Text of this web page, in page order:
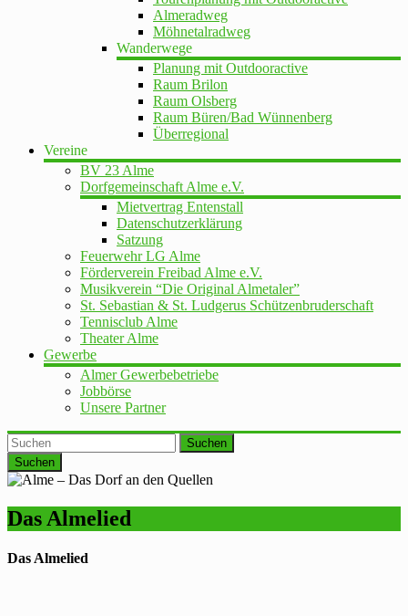
Almeradweg
Möhnetalradweg
Wanderwege
Planung mit Outdooractive
Raum Brilon
Raum Olsberg
Raum Büren/Bad Wünnenberg
Überregional
Vereine
BV 23 Alme
Dorfgemeinschaft Alme e.V.
Mietvertrag Entenstall
Datenschutzerklärung
Satzung
Feuerwehr LG Alme
Förderverein Freibad Alme e.V.
Musikverein “Die Original Almetaler”
St. Sebastian & St. Ludgerus Schützenbruderschaft
Tennisclub Alme
Theater Alme
Gewerbe
Almer Gewerbebetriebe
Jobbörse
Unsere Partner
Suchen
Das Almelied
Das Almelied